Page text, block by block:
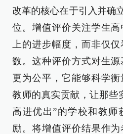
改革的核心在于引入并确
位。增值评价关注学生
上的进步幅度，而非仅
数。这种评价方式对生
更为公平，它能够科学
教师的真实贡献，让那些
高进优出”的学校和教师
励。将增值评价结果作为